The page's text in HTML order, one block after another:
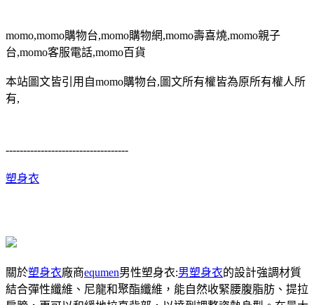
momo,momo購物台,momo購物網,momo壽喜燒,momo親子
台,momo客服電話,momo百貨
本站圖文皆引用自momo購物台,圖文所有權皆為原所有權人所
有,
-----------------------------------
塑身衣
關於塑身衣廠商equmen男性塑身衣:男塑身衣的設計強調材質
結合彈性纖維、尼龍和聚酯纖維，能自然收緊腰腹脂肪、提拉